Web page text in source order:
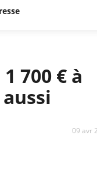
700 € à
09 avr